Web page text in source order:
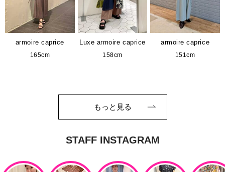
armoire caprice
165cm
Luxe armoire caprice
158cm
armoire caprice
151cm
もっと見る